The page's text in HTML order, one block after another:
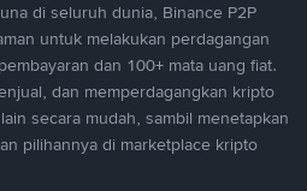
di seluruh dunia, Binance P2P
untuk melakukan perdagangan
dan 100+ mata uang fiat.
dan memperdagangkan kripto
secara mudah, sambil menetapkan
pilihannya di marketplace kripto